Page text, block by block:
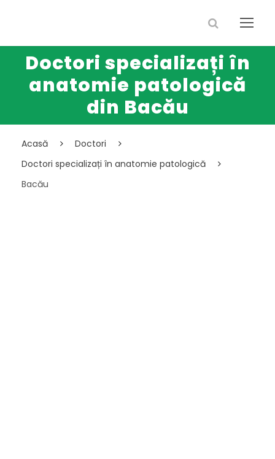
Doctori specializați în
anatomie patologică
din Bacău
Acasă
Doctori
Doctori specializați în anatomie patologică
Bacău